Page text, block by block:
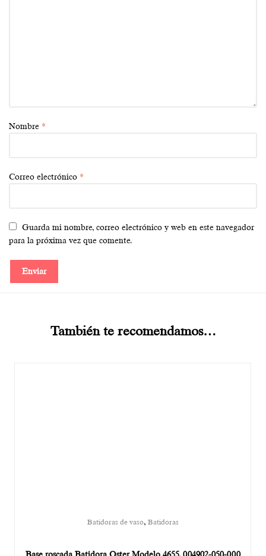
Nombre *
Correo electrónico *
Guarda mi nombre, correo electrónico y web en este navegador
para la próxima vez que comente.
También te recomendamos…
Batidoras de vaso, Batidoras